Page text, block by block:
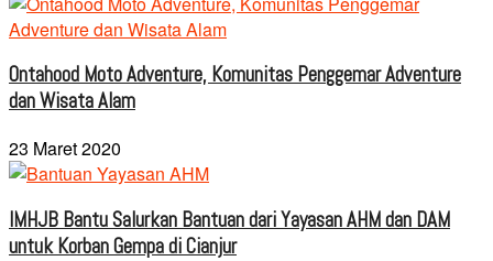
Ontahood Moto Adventure, Komunitas Penggemar Adventure
dan Wisata Alam
23 Maret 2020
IMHJB Bantu Salurkan Bantuan dari Yayasan AHM dan DAM
untuk Korban Gempa di Cianjur